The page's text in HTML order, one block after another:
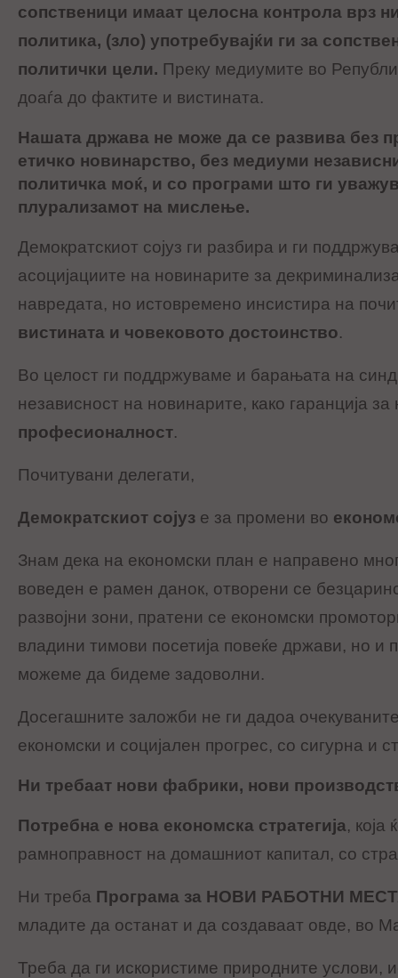
сопственици имаат целосна контрола врз
политика, (зло) употребувајќи ги за
политички цели. Преку медиумите во
доаѓа до фактите и вистината.
Нашата држава не може да се развива без
етичко новинарство, без медиуми
политичка моќ, и со програми што ги
плурализамот на мислење.
Демократскиот сојуз ги разбира и ги
асоцијациите на новинарите за
навредата, но истовремено инсистира на
вистината и човековото достоинство.
Во целост ги поддржуваме и барањата на
независност на новинарите, како гаранција за
професионалност.
Почитувани делегати,
Демократскиот сојуз е за промени во
Знам дека на економски план е направено
воведен е рамен данок, отворени се
развојни зони, пратени се економски
владини тимови посетија повеќе држави, но и
можеме да бидеме задоволни.
Досегашните заложби не ги дадоа
економски и социјален прогрес, со сигурна и
Ни требаат нови фабрики, нови
Потребна е нова економска стратегија, која
рамноправност на домашниот капитал, со
Ни треба Програма за НОВИ РАБОТНИ
младите да останат и да создаваат овде, во
Треба да ги искористиме природните услови,